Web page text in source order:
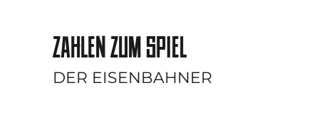
ZAHLEN ZUM SPIEL
DER EISENBAHNER